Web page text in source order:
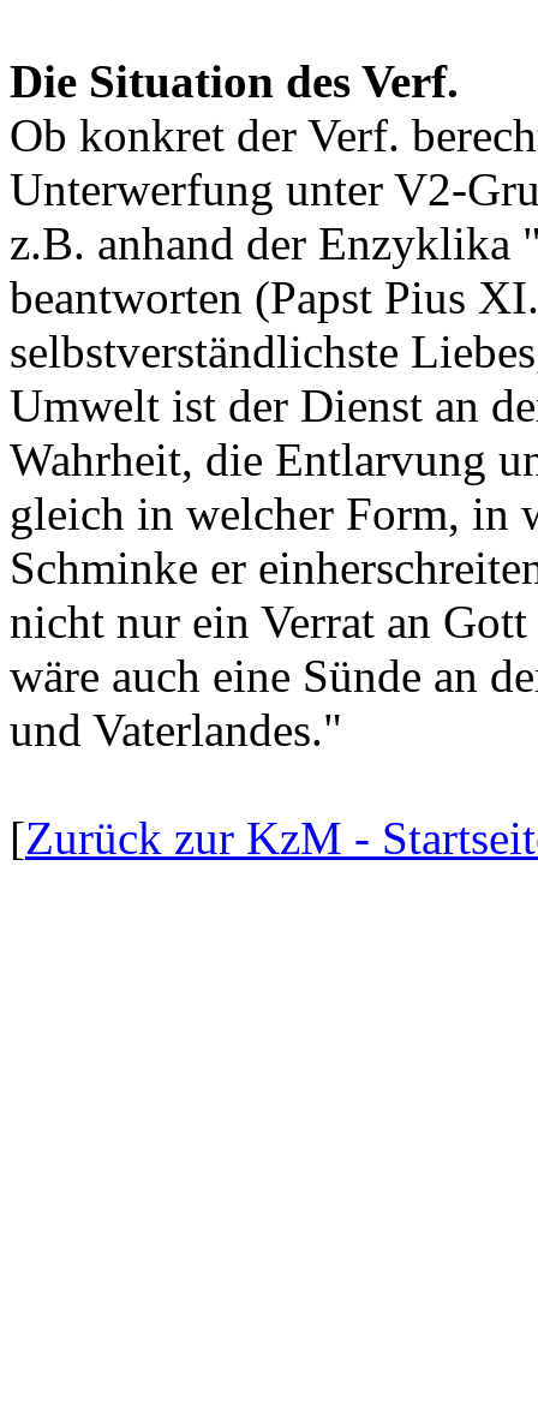
Die Situation des Verf.
Ob konkret der Verf.
Unterwerfung unter V2-
z.B. anhand der Enzyklika
beantworten (Papst Pius
selbstverständlichste
Umwelt ist der Dienst an
Wahrheit, die Entlarvung
gleich in welcher Form, in
Schminke er
nicht nur ein Verrat an
wäre auch eine Sünde an
und Vaterlandes."
[Zurück zur KzM -